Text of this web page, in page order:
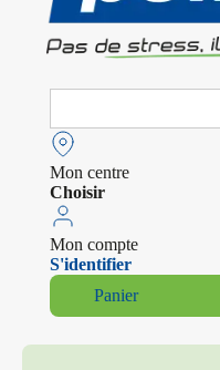
Search
Mon centre
Choisir
Mon compte
S'identifier
Panier